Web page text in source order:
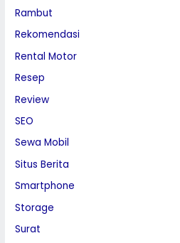
Rambut
Rekomendasi
Rental Motor
Resep
Review
SEO
Sewa Mobil
Situs Berita
Smartphone
Storage
Surat